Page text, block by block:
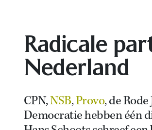
Radicale
Nederland
CPN,NSB,Provo, de
Democratie hebben één